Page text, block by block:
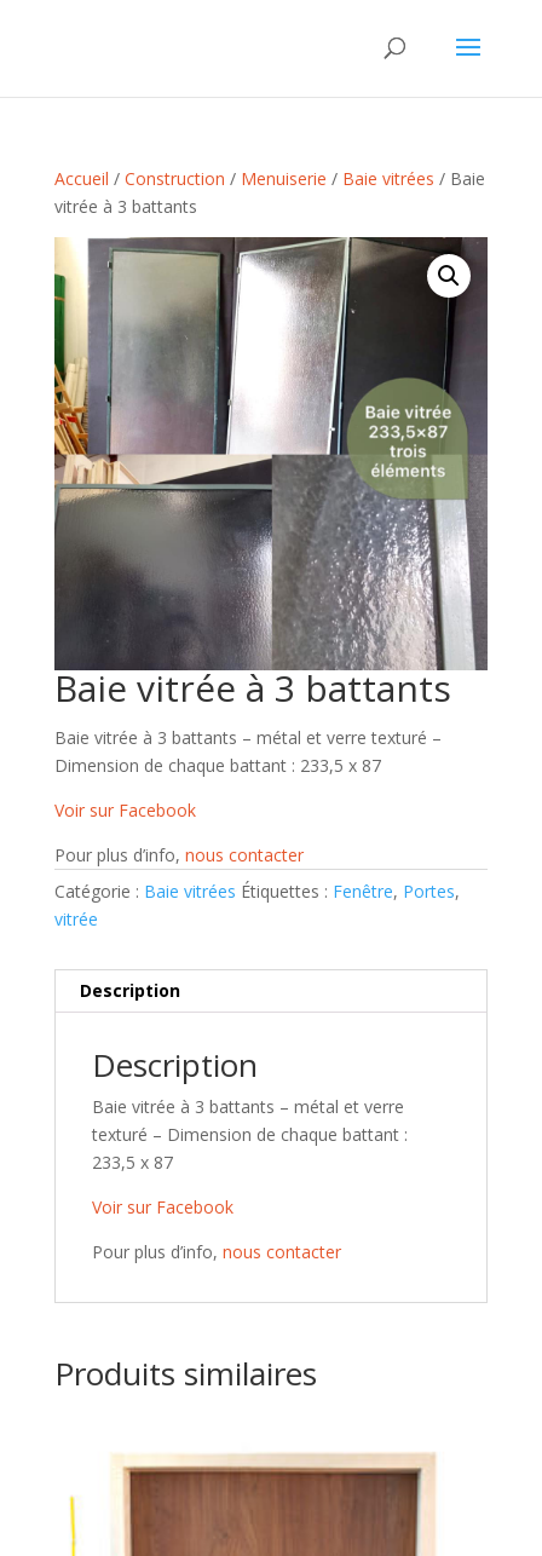
Accueil / Construction / Menuiserie / Baie vitrées / Baie
vitrée à 3 battants
Baie vitrée à 3 battants
Baie vitrée à 3 battants – métal et verre texturé –
Dimension de chaque battant : 233,5 x 87
Voir sur Facebook
Pour plus d’info, nous contacter
Catégorie : Baie vitrées Étiquettes : Fenêtre, Portes,
vitrée
Description
Description
Baie vitrée à 3 battants – métal et verre
texturé – Dimension de chaque battant :
233,5 x 87
Voir sur Facebook
Pour plus d’info, nous contacter
Produits similaires